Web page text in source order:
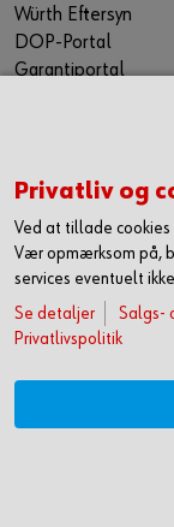
Würth Eftersyn
DOP-Portal
Garantiportal
WÜRTH
Gå ikke glip af
via vores
tilbud og
mailindbakke.
Du tilmelder dig
FØLG OS HER
Privatliv og
Ved at tillade
Vær opmærksom på,
services eventuelt
Se detaljer
Salgs-
Privatlivspolitik
OPRET DIG OG